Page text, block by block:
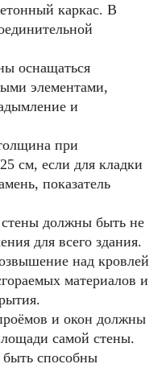
каркас. В
оснащаться
элементами,
и
при
см, если для кладки
показатель
должны быть не
для всего здания.
над кровлей
материалов и
и окон должны
самой стены.
способны